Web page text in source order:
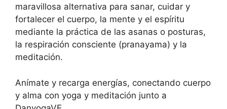
maravillosa alternativa para sanar, cuidar y
fortalecer el cuerpo, la mente y el espíritu
mediante la práctica de las asanas o posturas,
la respiración consciente (pranayama) y la
meditación.
Anímate y recarga energías, conectando cuerpo
y alma con yoga y meditación junto a